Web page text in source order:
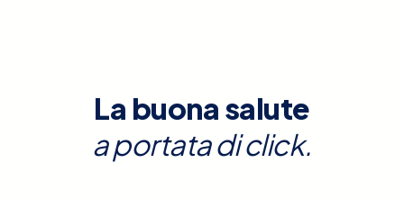
La buona salute
a portata di click.